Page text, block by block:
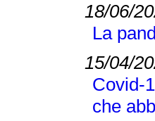
18/06/
La
15/04/
Covid-
che